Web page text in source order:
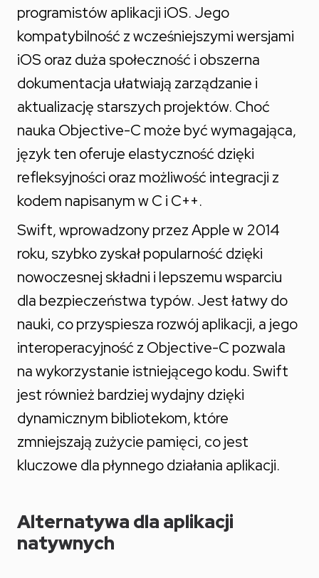
programistów aplikacji iOS. Jego
kompatybilność z wcześniejszymi wersjami
iOS oraz duża społeczność i obszerna
dokumentacja ułatwiają zarządzanie i
aktualizację starszych projektów. Choć
nauka Objective-C może być wymagająca,
język ten oferuje elastyczność dzięki
refleksyjności oraz możliwość integracji z
kodem napisanym w C i C++.
Swift, wprowadzony przez Apple w 2014
roku, szybko zyskał popularność dzięki
nowoczesnej składni i lepszemu wsparciu
dla bezpieczeństwa typów. Jest łatwy do
nauki, co przyspiesza rozwój aplikacji, a jego
interoperacyjność z Objective-C pozwala
na wykorzystanie istniejącego kodu. Swift
jest również bardziej wydajny dzięki
dynamicznym bibliotekom, które
zmniejszają zużycie pamięci, co jest
kluczowe dla płynnego działania aplikacji.
Alternatywa dla aplikacji
natywnych